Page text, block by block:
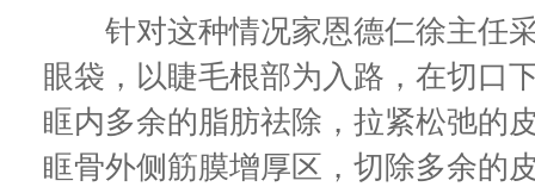
针对这种情况家恩德仁徐主任采
眼袋，以睫毛根部为入路，在切口
眶内多余的脂肪祛除，拉紧松弛的
眶骨外侧筋膜增厚区，切除多余的